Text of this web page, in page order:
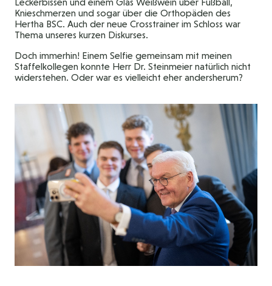
Leckerbissen und einem Glas Weißwein über Fußball,
Knieschmerzen und sogar über die Orthopäden des
Hertha BSC. Auch der neue Crosstrainer im Schloss war
Thema unseres kurzen Diskurses.
Doch immerhin! Einem Selfie gemeinsam mit meinen
Staffelkollegen konnte Herr Dr. Steinmeier natürlich nicht
widerstehen. Oder war es vielleicht eher andersherum?